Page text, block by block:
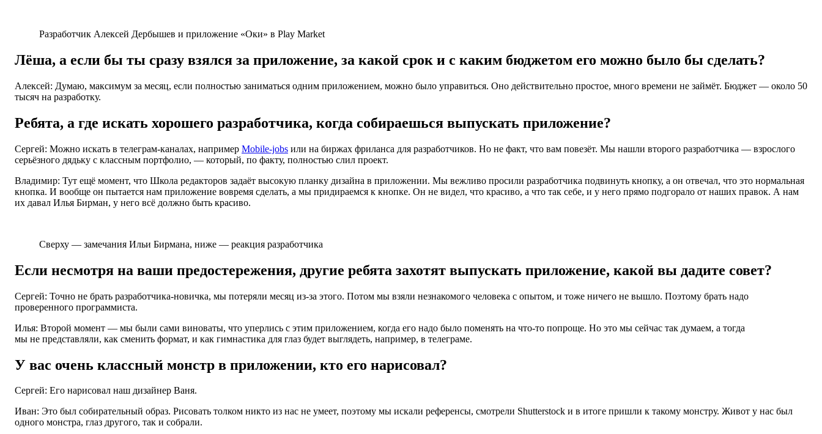
Разработчик Алексей Дербышев и приложение «Оки» в Play Market
Лёша, а если бы ты сразу взялся за приложение, за какой срок и с каким бюджетом его можно было бы сделать?
Алексей: Думаю, максимум за месяц, если полностью заниматься одним приложением, можно было управиться. Оно действительно простое, много времени не займёт. Бюджет — около 50
тысяч на разработку.
Ребята, а где искать хорошего разработчика, когда собираешься выпускать приложение?
Сергей: Можно искать в телеграм-каналах, например Mobile-jobs или на биржах фриланса для разработчиков. Но не факт, что вам повезёт. Мы нашли второго разработчика — взрослого
серьёзного дядьку с классным портфолио, — который, по факту, полностью слил проект.
Владимир: Тут ещё момент, что Школа редакторов задаёт высокую планку дизайна в приложении. Мы вежливо просили разработчика подвинуть кнопку, а он отвечал, что это нормальная
кнопка. И вообще он пытается нам приложение вовремя сделать, а мы придираемся к кнопке. Он не видел, что красиво, а что так себе, и у него прямо подгорало от наших правок. А нам
их давал Илья Бирман, у него всё должно быть красиво.
Сверху — замечания Ильи Бирмана, ниже — реакция разработчика
Если несмотря на ваши предостережения, другие ребята захотят выпускать приложение, какой вы дадите совет?
Сергей: Точно не брать разработчика-новичка, мы потеряли месяц из-за этого. Потом мы взяли незнакомого человека с опытом, и тоже ничего не вышло. Поэтому брать надо
проверенного программиста.
Илья: Второй момент — мы были сами виноваты, что уперлись с этим приложением, когда его надо было поменять на что-то попроще. Но это мы сейчас так думаем, а тогда
мы не представляли, как сменить формат, и как гимнастика для глаз будет выглядеть, например, в телеграме.
У вас очень классный монстр в приложении, кто его нарисовал?
Сергей: Его нарисовал наш дизайнер Ваня.
Иван: Это был собирательный образ. Рисовать толком никто из нас не умеет, поэтому мы искали референсы, смотрели Shutterstock и в итоге пришли к такому монстру. Живот у нас был
одного монстра, глаз другого, так и собрали.